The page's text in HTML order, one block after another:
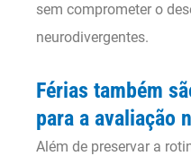
sem comprometer o
neurodivergentes.
Férias também
para a avaliação
Além de preservar a